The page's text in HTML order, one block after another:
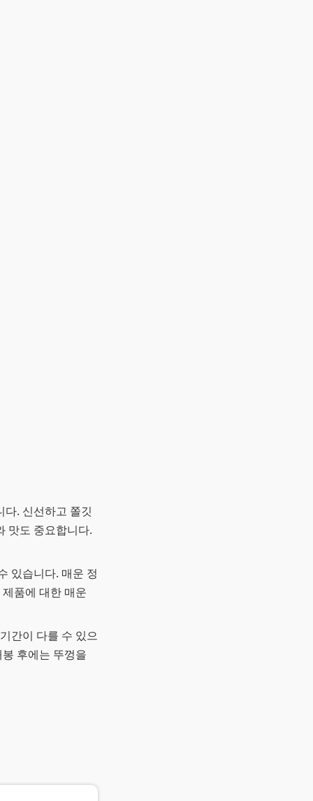
. 신선하고 쫄깃
맛도 중요합니다.
있습니다. 매운 정
품에 대한 매운
간이 다를 수 있으
후에는 뚜껑을